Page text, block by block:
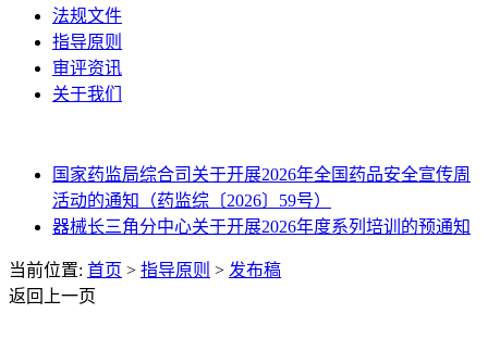
法规文件
指导原则
审评资讯
关于我们
国家药监局综合司关于开展2026年全国药品安全宣传周
活动的通知（药监综〔2026〕59号）
器械长三角分中心关于开展2026年度系列培训的预通知
当前位置: 首页 > 指导原则 > 发布稿
返回上一页